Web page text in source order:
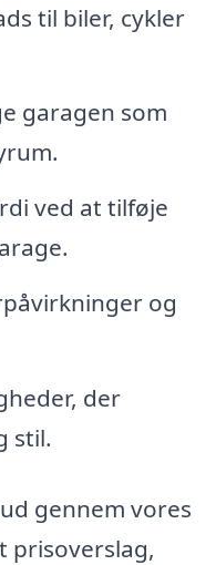
til biler, cykler
garagen som
ved at tilføje
og
der
stil.
gennem vores
prisoverslag,